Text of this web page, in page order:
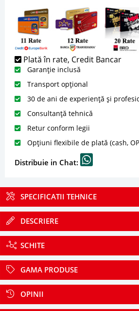
Plată în rate, Credit Bancar
Garanție inclusă
Transport opțional
30 de ani de experiență și
Consultanță tehnică
Retur conform legii
Opțiuni flexibile de plată (cash,
Distribuie in Chat:
SPECIFICATII TEHNICE
DESCRIERE
SCHITE
GAMA PRODUSE
OPINII